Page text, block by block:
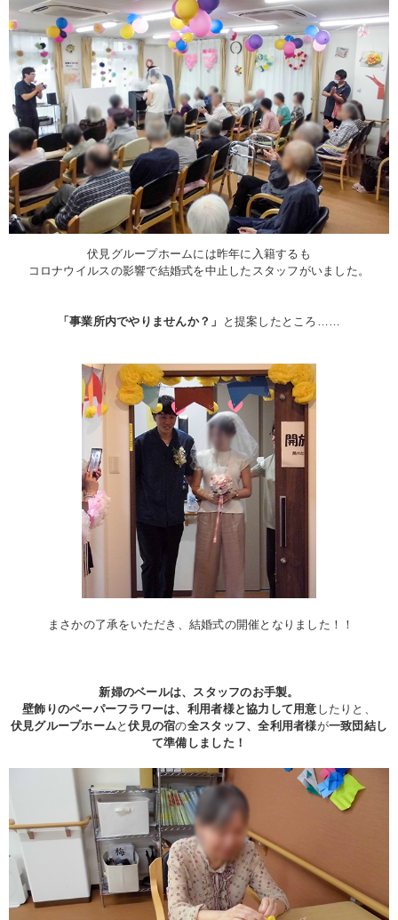
伏見グループホームには昨年に入籍するも
コロナウイルスの影響で結婚式を中止したスタッフがいました。
「事業所内でやりませんか？」 と提案したところ……
まさかの了承をいただき、結婚式の開催となりました！！
新婦のベールは、スタッフのお手製。
壁飾りのペーパーフラワーは、利用者様と協力して用意 したりと、
伏見グループホームと伏見の宿の全スタッフ、全利用者様が一致団結し
て準備しました！